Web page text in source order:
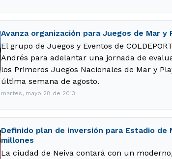
Avanza organización para Juegos de Mar y
El grupo de Juegos y Eventos de
Andrés para adelantar una jornada de
los Primeros Juegos Nacionales de Mar y
última semana de agosto.
martes, mayo 28 de 2013
Definido plan de inversión para Estadio
millones
La ciudad de Neiva contará con un